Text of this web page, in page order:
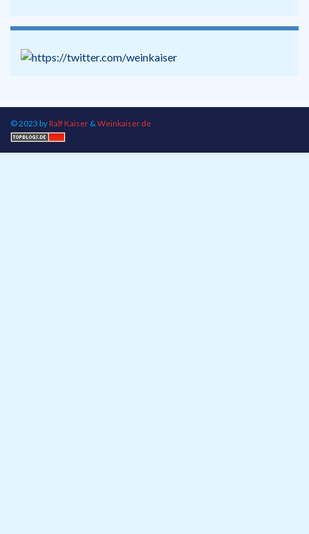
© 2023 byRalf Kaiser &Weinkaiser.de